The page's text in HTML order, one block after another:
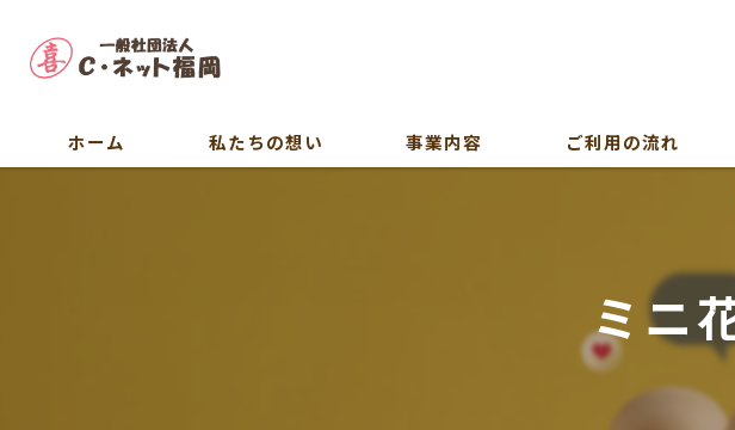
ホーム 私たちの想い 事業内容 ご利用の流れ
ミニ